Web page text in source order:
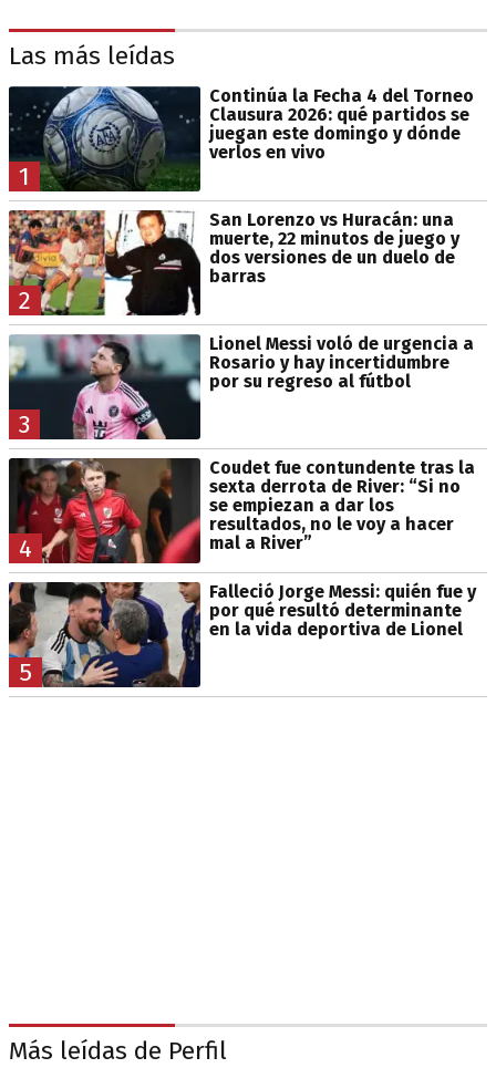
Las más leídas
1
Continúa la Fecha 4 del Torneo
Clausura 2026: qué partidos se
juegan este domingo y dónde
verlos en vivo
2
San Lorenzo vs Huracán: una
muerte, 22 minutos de juego y
dos versiones de un duelo de
barras
3
Lionel Messi voló de urgencia a
Rosario y hay incertidumbre
por su regreso al fútbol
4
Coudet fue contundente tras la
sexta derrota de River: “Si no
se empiezan a dar los
resultados, no le voy a hacer
mal a River”
5
Falleció Jorge Messi: quién fue y
por qué resultó determinante
en la vida deportiva de Lionel
Más leídas de Perfil